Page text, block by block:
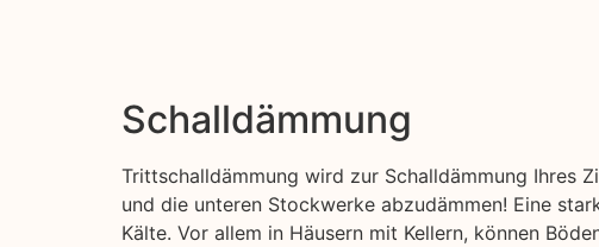
Schalldämmung
Trittschalldämmung wird zur Schalldämmung Ihres
und die unteren Stockwerke abzudämmen! Eine
Kälte. Vor allem in Häusern mit Kellern, können